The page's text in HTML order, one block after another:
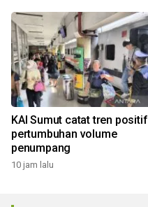
KAI Sumut catat tren positif
pertumbuhan volume
penumpang
10 jam lalu